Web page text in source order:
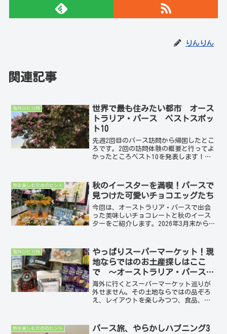
りんりん
関連記事
海外ひとり旅
世界で最も住みたい都市 オース
トラリア・パース ベストスポッ
ト10
先週2回目のパース訪問から帰国したとこ
ろです。2回の訪問体験の概要と行ってよ
かったところベスト10を発表します！こ
ますね。1回目 2019年3月中旬＜時期・
旅程＞20...
旅を楽しむためのヒント
秋のイースターを満喫！パースで
見つけた可愛いチョコエッグたち
今回は、オーストラリア・パースで出会
った美味しいチョコレートと秋のイース
ターをご紹介します。2026年3月末から4
は季節が逆のオーストラリアでは、ちょ
うど秋の始まり。少...
海外ひとり旅
やっぱりスーパーマーケット！現
地ならではのお土産探しはここ
で ～オーストラリア・パースの
スーパー4選～
海外に行くとスーパーマーケット巡りが
外せません。その土地ならではの品ぞろ
え、レイアウトを楽しみつつ、食品、日
すめスーパー4選をご紹介。ウールワース
旅を楽しむためのヒント
パース旅、やらかしハプニング3